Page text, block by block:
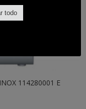
114280001 E
todo